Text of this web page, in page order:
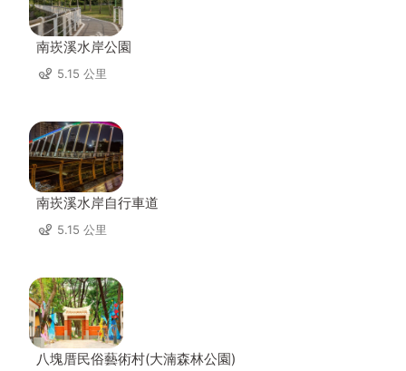
南崁溪水岸公園
5.15 公里
南崁溪水岸自行車道
5.15 公里
八塊厝民俗藝術村(大湳森林公園)